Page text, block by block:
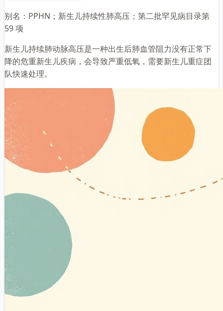
别名： PPHN；新生儿持续性肺高压；第二批罕见病目录第
59 项
新生儿持续肺动脉高压是一种出生后肺血管阻力没有正常下
降的危重新生儿疾病，会导致严重低氧，需要新生儿重症团
队快速处理。